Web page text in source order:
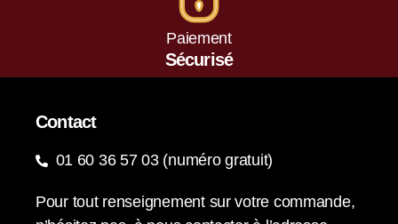
Paiement
Sécurisé
Contact
01 60 36 57 03 (numéro gratuit)
Pour tout renseignement sur votre commande,